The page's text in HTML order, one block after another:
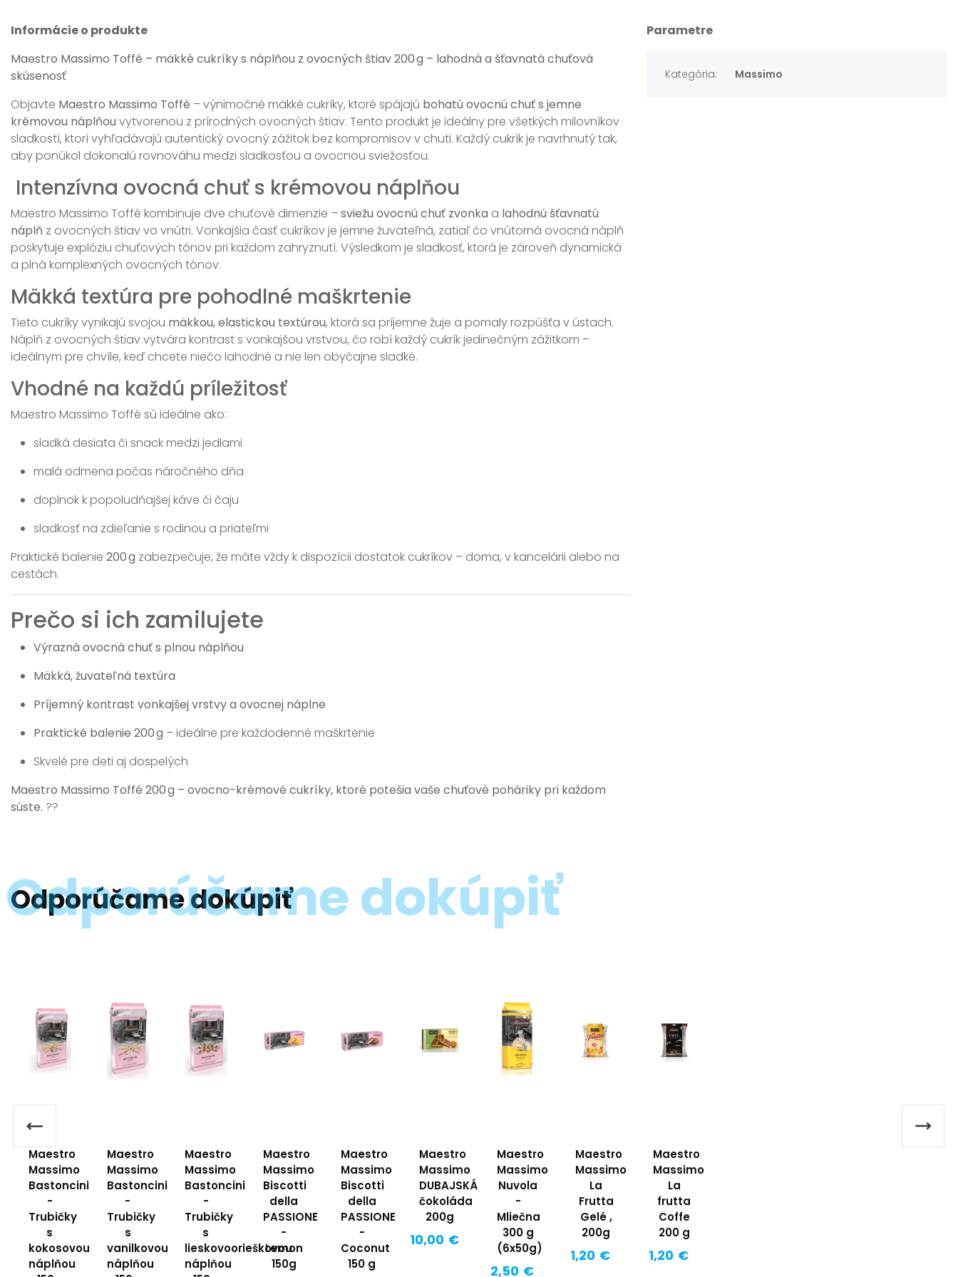
Informácie o produkte
Maestro Massimo Toffé – mäkké cukríky s náplňou z ovocných štiav 200 g – lahodná a šťavnatá chuťová
skúsenosť
Objavte Maestro Massimo Toffé – výnimočné mäkké cukríky, ktoré spájajú bohatú ovocnú chuť s jemne
krémovou náplňou vytvorenou z prírodných ovocných štiav. Tento produkt je ideálny pre všetkých milovníkov
sladkostí, ktorí vyhľadávajú autentický ovocný zážitok bez kompromisov v chuti. Každý cukrík je navrhnutý tak,
aby ponúkol dokonalú rovnováhu medzi sladkosťou a ovocnou sviežosťou.
Intenzívna ovocná chuť s krémovou náplňou
Maestro Massimo Toffé kombinuje dve chuťové dimenzie –sviežu ovocnú chuť zvonka a lahodnú šťavnatú
náplň z ovocných štiav vo vnútri. Vonkajšia časť cukríkov je jemne žuvateľná, zatiaľ čo vnútorná ovocná náplň
poskytuje explóziu chuťových tónov pri každom zahryznutí. Výsledkom je sladkosť, ktorá je zároveň dynamická
a plná komplexných ovocných tónov.
Mäkká textúra pre pohodlné maškrtenie
Tieto cukríky vynikajú svojou mäkkou, elastickou textúrou, ktorá sa príjemne žuje a pomaly rozpúšťa v ústach.
Náplň z ovocných štiav vytvára kontrast s vonkajšou vrstvou, čo robí každý cukrík jedinečným zážitkom –
ideálnym pre chvíle, keď chcete niečo lahodné a nie len obyčajne sladké.
Vhodné na každú príležitosť
Maestro Massimo Toffé sú ideálne ako:
sladká desiata či snack medzi jedlami
malá odmena počas náročného dňa
doplnok k popoludňajšej káve či čaju
sladkosť na zdieľanie s rodinou a priateľmi
Praktické balenie 200 g zabezpečuje, že máte vždy k dispozícii dostatok cukríkov – doma, v kancelárii alebo na
cestách.
Prečo si ich zamilujete
Výrazná ovocná chuť s plnou náplňou
Mäkká, žuvateľná textúra
Príjemný kontrast vonkajšej vrstvy a ovocnej náplne
Praktické balenie 200 g – ideálne pre každodenné maškrtenie
Skvelé pre deti aj dospelých
Maestro Massimo Toffé 200 g – ovocno-krémové cukríky, ktoré potešia vaše chuťové poháriky pri každom
súste. ??
Parametre
Kategória: Massimo
Odporúčame dokúpiť
Maestro
Massimo
Bastoncini
-
Trubičky
s
kokosovou
náplňou
Maestro
Massimo
Bastoncini
-
Trubičky
s
vanilkovou
náplňou
Maestro
Massimo
Bastoncini
-
Trubičky
s
lieskovoorieškovou
náplňou
Maestro
Massimo
Biscotti
della
PASSIONE
-
Lemon
150g
Maestro
Massimo
Biscotti
della
PASSIONE
-
Coconut
150 g
Maestro
Massimo
DUBAJSKÁ
čokoláda
200g
10,00 €
Maestro
Massimo
Nuvola
-
Mliečna
300 g
(6x50g)
2,50 €
Maestro
Massimo
La
Frutta
Gelé ,
200g
1,20 €
Maestro
Massimo
La
frutta
Coffe
200 g
1,20 €